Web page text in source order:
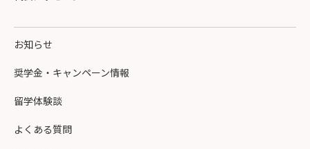
お知らせ
奨学金・キャンペーン情報
留学体験談
よくある質問